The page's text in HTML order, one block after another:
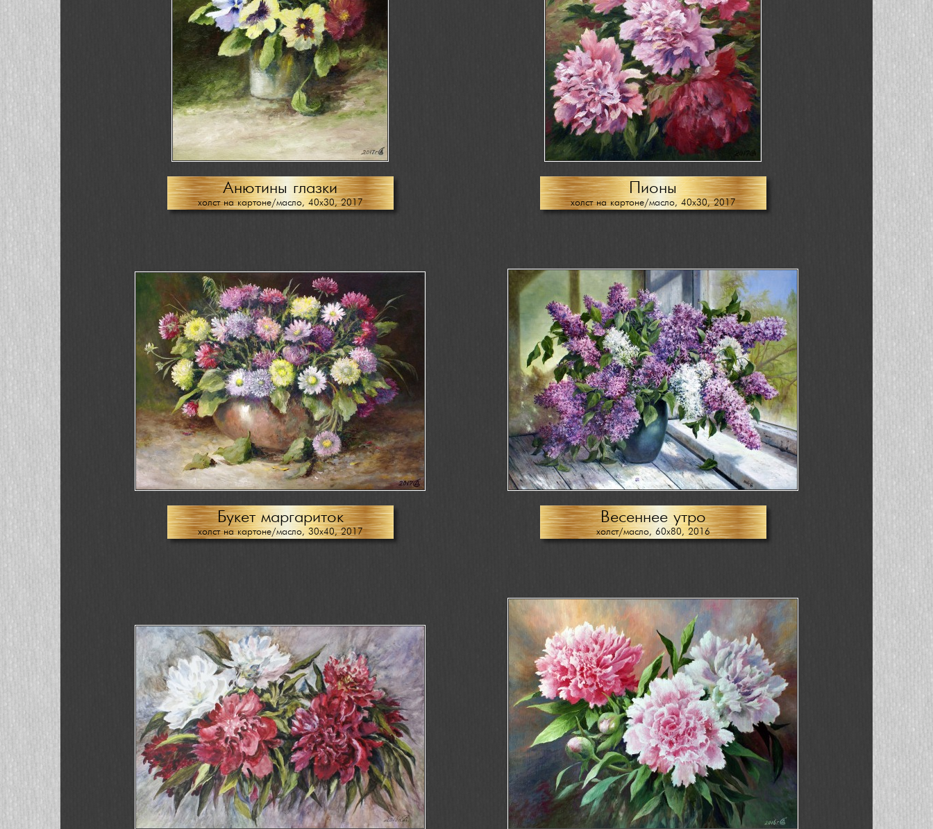
Анютины глазки
холст на картоне/масло, 40х30, 2017
Пионы
холст на картоне/масло, 40х30, 2017
Букет маргариток
холст на картоне/масло, 30х40, 2017
Весеннее утро
холст/масло, 60х80, 2016